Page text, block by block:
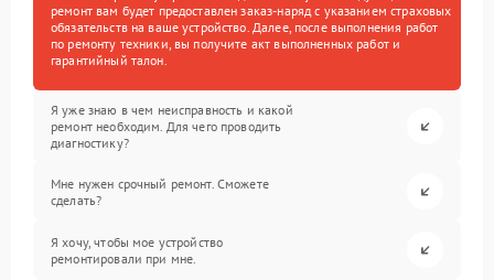
ремонт вам будет предоставлен заказ-наряд с указанием страховых
обязательств на ваше устройство. Далее, после выполнения работ
по ремонту техники, вы получите акт выполненных работ и
гарантийный талон.
Я уже знаю в чем неисправность и какой
ремонт необходим. Для чего проводить
диагностику?
Мне нужен срочный ремонт. Сможете
сделать?
Я хочу, чтобы мое устройство
ремонтировали при мне.